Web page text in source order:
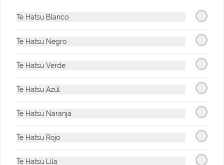
Coca-Cola Normal
Te Hatsu Blanco
Te Hatsu Negro
Te Hatsu Verde
Te Hatsu Azúl
Te Hatsu Naranja
Te Hatsu Rojo
Te Hatsu Lila